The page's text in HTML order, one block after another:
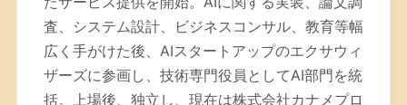
査、システム設計、ビジネスコンサル、教育等幅
広く手がけた後、AIスタートアップのエクサウィ
ザーズに参画し、技術専門役員としてAI部門を統
括。上場後、独立し、現在は株式会社カナメプロ